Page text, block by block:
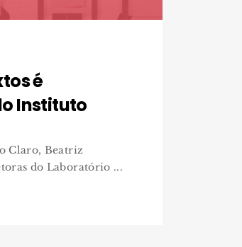
é
Instituto
Claro, Beatriz
do Laboratório ...